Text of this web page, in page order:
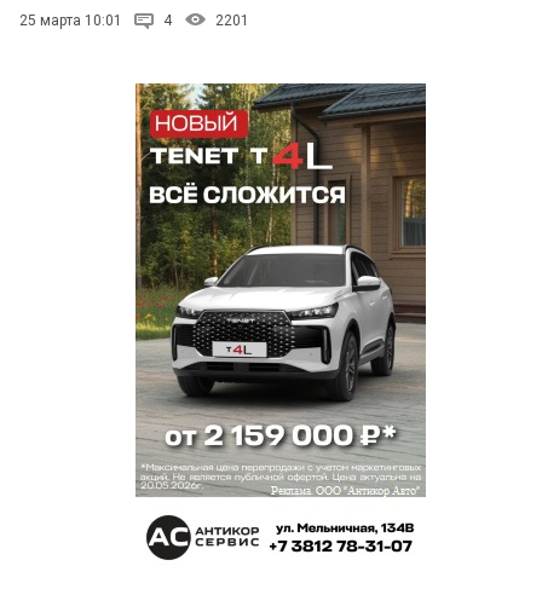
25 марта 10:01 4 2201